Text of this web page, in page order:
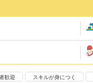
歓迎 スキルが身につく